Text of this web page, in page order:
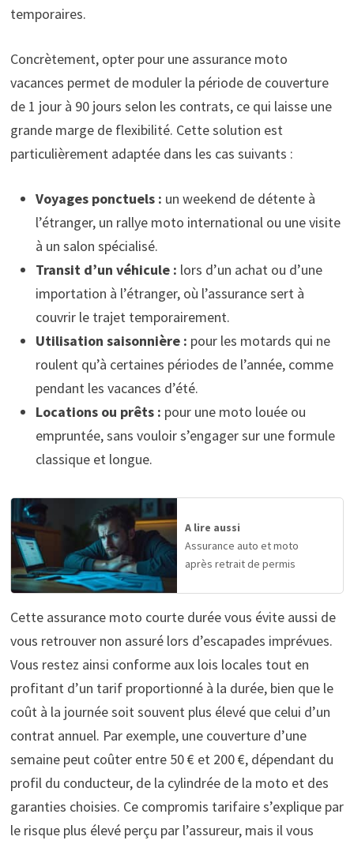
temporaires.
Concrètement, opter pour une assurance moto
vacances permet de moduler la période de couverture
de 1 jour à 90 jours selon les contrats, ce qui laisse une
grande marge de flexibilité. Cette solution est
particulièrement adaptée dans les cas suivants :
Voyages ponctuels : un weekend de détente à
l’étranger, un rallye moto international ou une visite
à un salon spécialisé.
Transit d’un véhicule : lors d’un achat ou d’une
importation à l’étranger, où l’assurance sert à
couvrir le trajet temporairement.
Utilisation saisonnière : pour les motards qui ne
roulent qu’à certaines périodes de l’année, comme
pendant les vacances d’été.
Locations ou prêts : pour une moto louée ou
empruntée, sans vouloir s’engager sur une formule
classique et longue.
A lire aussi
Assurance auto et moto
après retrait de permis
Cette assurance moto courte durée vous évite aussi de
vous retrouver non assuré lors d’escapades imprévues.
Vous restez ainsi conforme aux lois locales tout en
profitant d’un tarif proportionné à la durée, bien que le
coût à la journée soit souvent plus élevé que celui d’un
contrat annuel. Par exemple, une couverture d’une
semaine peut coûter entre 50 € et 200 €, dépendant du
profil du conducteur, de la cylindrée de la moto et des
garanties choisies. Ce compromis tarifaire s’explique par
le risque plus élevé perçu par l’assureur, mais il vous